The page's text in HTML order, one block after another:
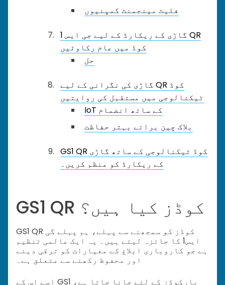
فلیٹ مینجمنٹ کمپنیوں
گاڑی کے ریکارڈ کے لیے جی ایس 1 QR
کوڈ میں عام رکاوٹیں
حل
گاڑی کی نگرانی کے لیے QR کوڈ
ٹیکنالوجی میں مستقبل کی روایتیں
IoT کے ساتھ انضمام
بلاک چین برائے بہتر حفاظت
GS1 QR کوڈ ٹیکنالوجی کے ساتھ گاڑی
کے ریکارڈ کو منظم کریں۔
GS1 QR کوڈز کیا ہیں؟
GS1 QR کوڈز کو سمجھنے سے پہلے، ہم پہلے گی
ایس1 کا جائزہ لیتے ہیں۔ یہ ایک عالمی تنظیم
ہے جو کاروباری ابلاغ کے معیارات کو ترقی دینے
اور محفوظ رکھنے سے متعلق ہے۔
اسے اس کے GS1 بارکوڈز کے لئے جانا جاتا ہے،